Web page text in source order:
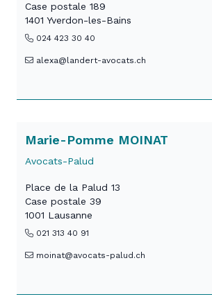
Case postale 189
1401 Yverdon-les-Bains
024 423 30 40
alexa@landert-avocats.ch
Marie-Pomme MOINAT
Avocats-Palud
Place de la Palud 13
Case postale 39
1001 Lausanne
021 313 40 91
moinat@avocats-palud.ch